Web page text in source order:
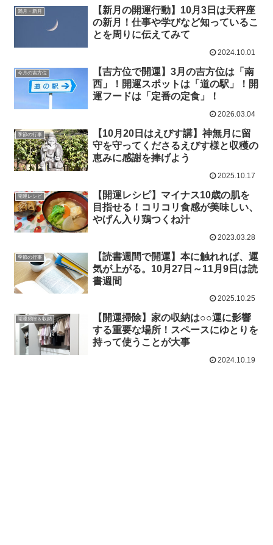
満月・新月
【新月の開運行動】10月3日は天秤座
の新月！仕事や学びなど知っているこ
とを周りに伝えてみて
2024.10.01
今月の吉方位
【吉方位で開運】3月の吉方位は「南
西」！開運スポットは「道の駅」！開
運フードは「定番の定食」！
2026.03.04
季節の行事
【10月20日はえびす講】神無月に留
守を守ってくださるえびす様と収穫の
恵みに感謝を捧げよう
2025.10.17
開運レシピ
【開運レシピ】マイナス10歳の肌を
目指せる！コリコリ食感が美味しい、
やげん入り鶏つくね汁
2023.03.28
季節の行事
【読書週間で開運】本に触れれば、運
気が上がる。10月27日～11月9日は読
書週間
2025.10.25
開運掃除＆収納
【開運掃除】家の収納は○○運に影響
する重要な場所！スペースにゆとりを
持って使うことが大事
2024.10.19